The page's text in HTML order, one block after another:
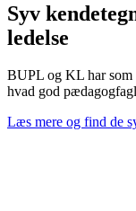
Syv
ledelse
BUPL og KL har som
hvad god
Læs mere og find de